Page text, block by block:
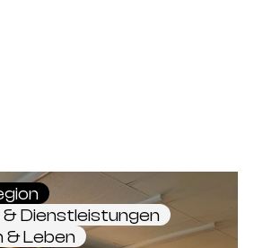
Dienstleistungen
& Leben